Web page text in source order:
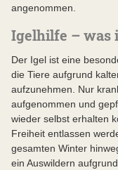
angenommen.
Igelhilfe – was
Der Igel ist eine
die Tiere aufgrund
aufzunehmen. Nur
aufgenommen und
wieder selbst erhalten
Freiheit entlassen
gesamten Winter
ein Auswildern